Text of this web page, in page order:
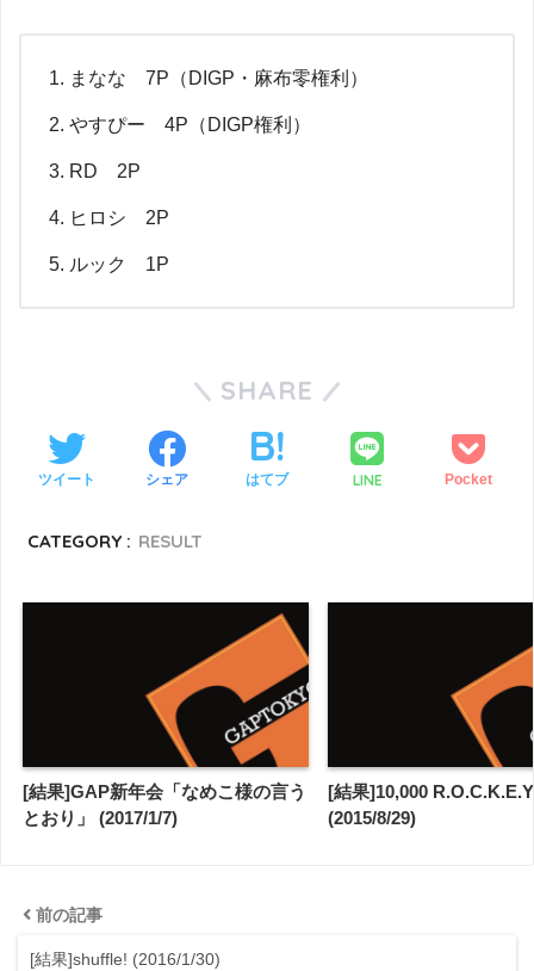
まなな 7P（DIGP・麻布零権利）
やすぴー 4P（DIGP権利）
RD 2P
ヒロシ 2P
ルック 1P
SHARE
ツイート シェア はてブ LINE Pocket
CATEGORY : RESULT
[結果]GAP新年会「なめこ様の言う
とおり」 (2017/1/7)
[結果]10,000
(2015/8/29)
前の記事
[結果]shuffle! (2016/1/30)